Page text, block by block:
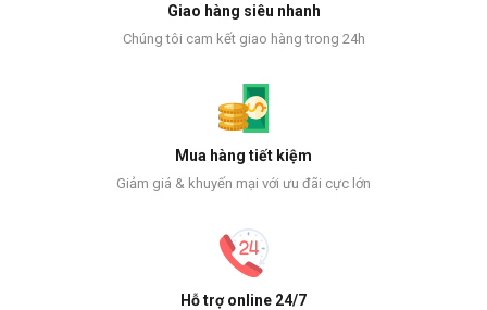
Giao hàng siêu nhanh
Chúng tôi cam kết giao hàng trong 24h
Mua hàng tiết kiệm
Giảm giá & khuyến mại với ưu đãi cực lớn
Hỗ trợ online 24/7